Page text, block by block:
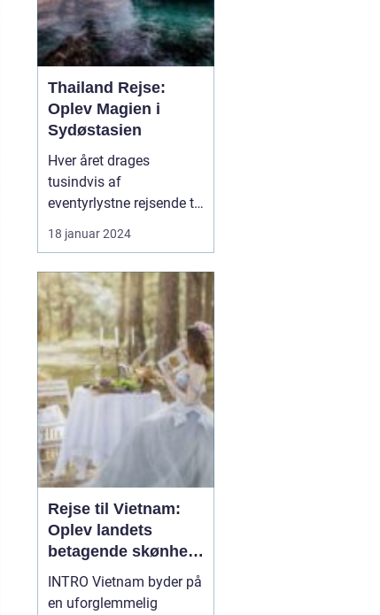
Thailand Rejse:
Oplev Magien i
Sydøstasien
Hver året drages
tusindvis af
eventyrlystne rejsende til
Thailand - et mystisk og
farvestrålende land, der
skønhed, kulturarv og en
gæstfrihed, der er
uovertruffen. Uanset om
du er en erfaren
globetrotter eller en
førstegangsrej...
18 januar 2024
Rejse til Vietnam:
Oplev landets
betagende skønhed
og rige historie
INTRO Vietnam byder på
en uforglemmelig